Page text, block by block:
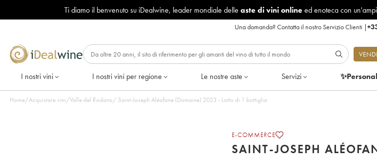
Ti diamo il benvenuto su iDealwine, leader mondiale delle aste di vini onlineed enoteca con
Una domanda?Contatta il nostro Servizio Clienti |
I nostri vini I nostri vini per regione Le nostre aste Servizi
Home/Acquistare vini/Valle del Rodano/ Saint-Joseph Aléofane (Domaine) 2023 - Lotto di 1 bottiglia
E-COMMERCE
SAINT-JOSEPH